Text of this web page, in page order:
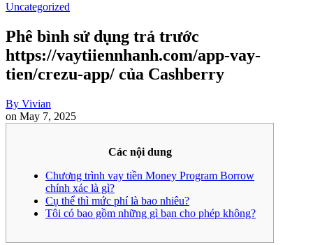
Uncategorized
Phê bình sử dụng trả trước
https://vaytiiennhanh.com/app-vay-
tien/crezu-app/ của Cashberry
By Vivian
on May 7, 2025
Các nội dung
Chương trình vay tiền Money Program Borrow
chính xác là gì?
Cụ thể thì mức phí là bao nhiêu?
Tôi có bao gồm những gì bạn cho phép không?